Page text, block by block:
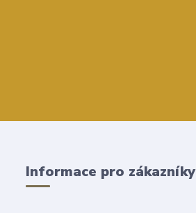
Informace pro zákazníky